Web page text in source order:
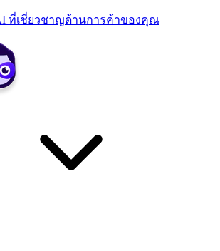
ที่เชี่ยวชาญด้านการค้าของคุณ